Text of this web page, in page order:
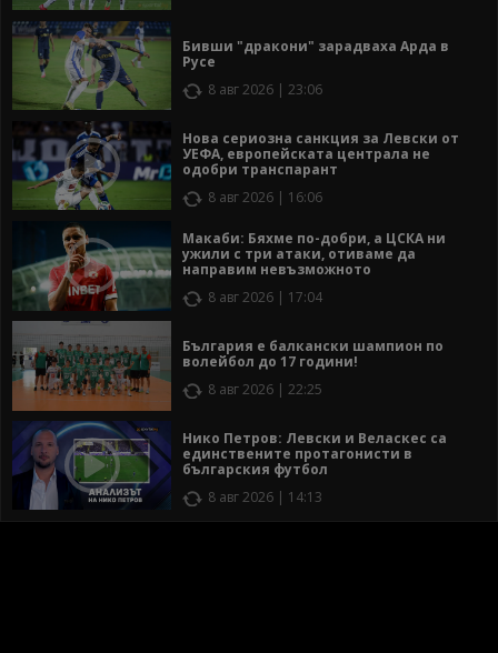
Бивши "дракони" зарадваха Арда в
Русе
8 авг 2026 | 23:06
Нова сериозна санкция за Левски от
УЕФА, европейската централа не
одобри транспарант
8 авг 2026 | 16:06
Макаби: Бяхме по-добри, а ЦСКА ни
ужили с три атаки, отиваме да
направим невъзможното
8 авг 2026 | 17:04
България е балкански шампион по
волейбол до 17 години!
8 авг 2026 | 22:25
Нико Петров: Левски и Веласкес са
единствените протагонисти в
българския футбол
8 авг 2026 | 14:13